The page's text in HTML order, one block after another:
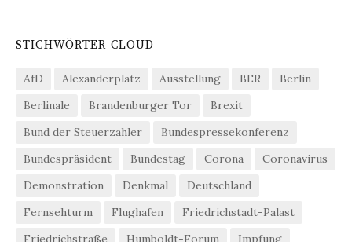
STICHWÖRTER CLOUD
AfD Alexanderplatz Ausstellung BER
Berlin
Berlinale
Brandenburger Tor
Brexit
Bund der Steuerzahler
Bundespressekonferenz
Bundespräsident
Bundestag Corona
Coronavirus
Demonstration
Denkmal
Deutschland
Fernsehturm
Flughafen
Friedrichstadt-Palast
Friedrichstraße
Humboldt-Forum Impfung